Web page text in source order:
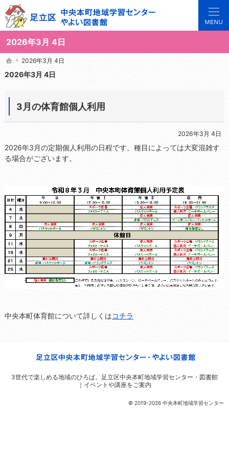
2026年3月 4日
3世代で楽しめる地域のひろば。当サイトでは地域の講座や施設をご案内しています。
足立区中央本町地域学習センターや図書館の総合案内サイト
ホーム
2026年3月 4日
2026年3月 4日
3月の体育館個人利用
2026年3月 4日
2026年3月の定期個人利用の日程です。種目によっては大変混雑す
る場合がございます。
中央本町体育館について詳しくはコチラ
ホーム
2026年3月 4日
© 2019-2026 中央本町地域学習センター
3世代で楽しめる地域のひろば。
足立区中央本町地域学習センター・図書館
｜イベントや講座をご案内